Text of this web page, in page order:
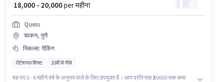
₹ 18,000 - 20,000per महीना
Quess
चाकन, पुणे
स्किल्स: पैकिंग
रोटेशनल शिफ्ट 10वीं से नीचे
यह पद 0 - 6 महीने वर्ष के अनुभव वाले के लिए उपयुक्त है। आप प्रति माह ₹20000 तक कमा